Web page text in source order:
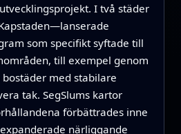
I två städer
som specifikt syftade till
till exempel genom
med stabilare
tak. SegSlums kartor
förbättrades inne
närliggande